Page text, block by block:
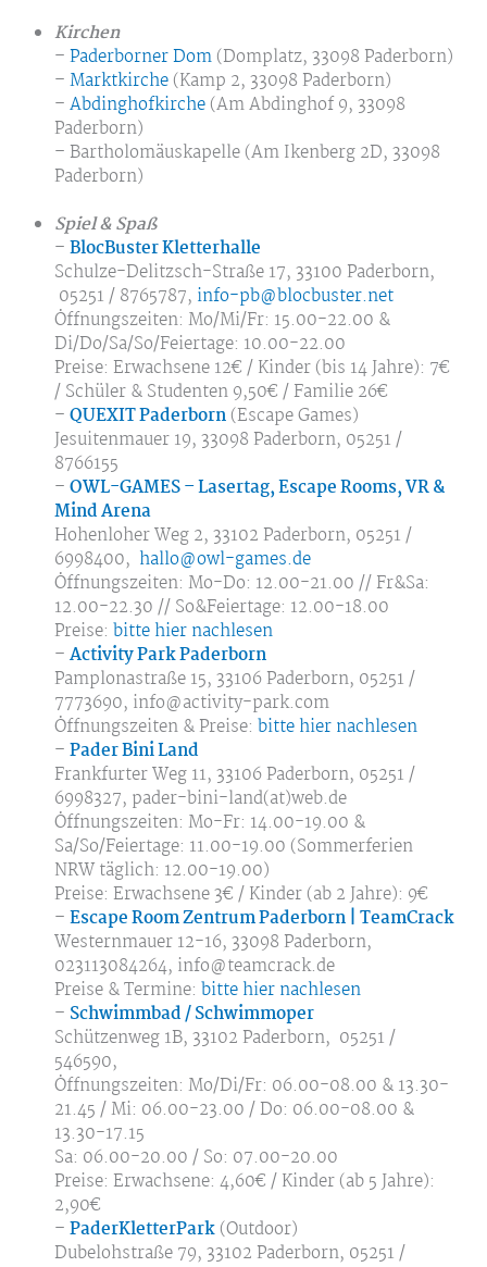
Kirchen
– Paderborner Dom (Domplatz, 33098 Paderborn)
– Marktkirche (Kamp 2, 33098 Paderborn)
– Abdinghofkirche (Am Abdinghof 9, 33098
Paderborn)
– Bartholomäuskapelle (Am Ikenberg 2D, 33098
Paderborn)
Spiel & Spaß
– BlocBuster Kletterhalle
Schulze-Delitzsch-Straße 17, 33100 Paderborn,
05251 / 8765787, info-pb@blocbuster.net
Öffnungszeiten: Mo/Mi/Fr: 15.00-22.00 &
Di/Do/Sa/So/Feiertage: 10.00-22.00
Preise: Erwachsene 12€ / Kinder (bis 14 Jahre): 7€
/ Schüler & Studenten 9,50€ / Familie 26€
– QUEXIT Paderborn (Escape Games)
Jesuitenmauer 19, 33098 Paderborn, 05251 /
8766155
– OWL-GAMES – Lasertag, Escape Rooms, VR &
Mind Arena
Hohenloher Weg 2, 33102 Paderborn, 05251 /
6998400, hallo@owl-games.de
Öffnungszeiten: Mo-Do: 12.00-21.00 // Fr&Sa:
12.00-22.30 // So&Feiertage: 12.00-18.00
Preise: bitte hier nachlesen
– Activity Park Paderborn
Pamplonastraße 15, 33106 Paderborn, 05251 /
7773690, info@activity-park.com
Öffnungszeiten & Preise: bitte hier nachlesen
– Pader Bini Land
Frankfurter Weg 11, 33106 Paderborn, 05251 /
6998327, pader-bini-land(at)web.de
Öffnungszeiten: Mo-Fr: 14.00-19.00 &
Sa/So/Feiertage: 11.00-19.00 (Sommerferien
NRW täglich: 12.00-19.00)
Preise: Erwachsene 3€ / Kinder (ab 2 Jahre): 9€
– Escape Room Zentrum Paderborn | TeamCrack
Westernmauer 12-16, 33098 Paderborn,
023113084264, info@teamcrack.de
Preise & Termine: bitte hier nachlesen
– Schwimmbad / Schwimmoper
Schützenweg 1B, 33102 Paderborn, 05251 /
546590,
Öffnungszeiten: Mo/Di/Fr: 06.00-08.00 & 13.30-
21.45 / Mi: 06.00-23.00 / Do: 06.00-08.00 &
13.30-17.15
Sa: 06.00-20.00 / So: 07.00-20.00
Preise: Erwachsene: 4,60€ / Kinder (ab 5 Jahre):
2,90€
– PaderKletterPark (Outdoor)
Dubelohstraße 79, 33102 Paderborn, 05251 /